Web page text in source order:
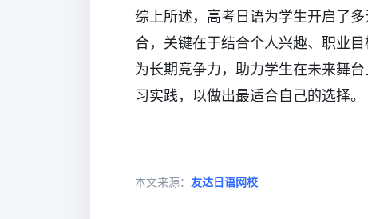
综上所述，高考日语为学生开启了
合，关键在于结合个人兴趣、职业
为长期竞争力，助力学生在未来舞
习实践，以做出最适合自己的选择。
本文来源： 友达日语网校